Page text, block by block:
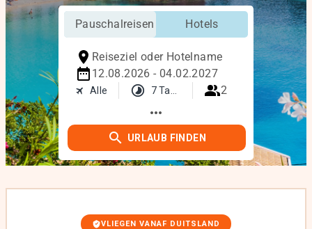
Pauschalreisen Hotels
Reiseziel oder Hotelname
12.08.2026 - 04.02.2027
Alle 7 Tage 2
more_horiz
URLAUB FINDEN
VLIEGEN VANAF DUITSLAND